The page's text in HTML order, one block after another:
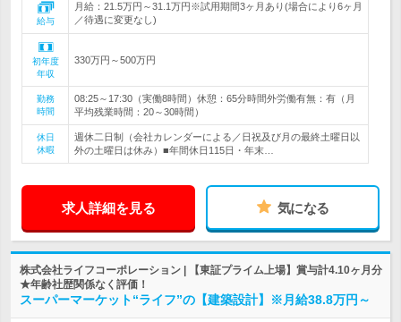
給与
月給：21.5万円～31.1万円※試用期間3ヶ月あり(場合により6ヶ月
／待遇に変更なし)
初年度
年収
330万円～500万円
勤務
時間
08:25～17:30（実働8時間）休憩：65分時間外労働有無：有（月
平均残業時間：20～30時間）
休日
休暇
週休二日制（会社カレンダーによる／日祝及び月の最終土曜日以
外の土曜日は休み）■年間休日115日・年末…
求人詳細を見る 気になる
株式会社ライフコーポレーション | 【東証プライム上場】賞与計4.10ヶ月分
★年齢社歴関係なく評価！
スーパーマーケット“ライフ”の【建築設計】※月給38.8万円～